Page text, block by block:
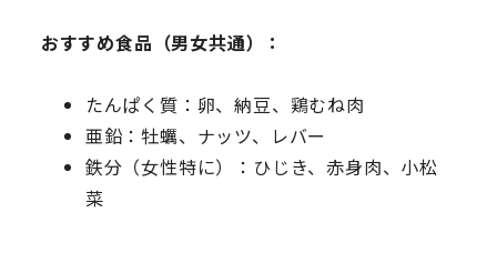
おすすめ食品（男女共通）：
たんぱく質：卵、納豆、鶏むね肉
亜鉛：牡蠣、ナッツ、レバー
鉄分（女性特に）：ひじき、赤身肉、小松
菜